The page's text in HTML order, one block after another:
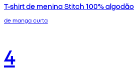
T-shirt de menina Stitch 100% algodão
de manga curta
4